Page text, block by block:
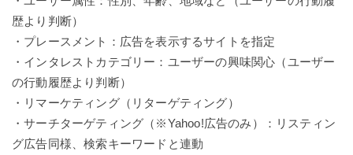
歴より判断）
・プレースメント：広告を表示するサイトを指定
・インタレストカテゴリー：ユーザーの興味関心（ユーザー
の行動履歴より判断）
・リマーケティング（リターゲティング）
・サーチターゲティング（※Yahoo!広告のみ）：リスティン
グ広告同様、検索キーワードと連動